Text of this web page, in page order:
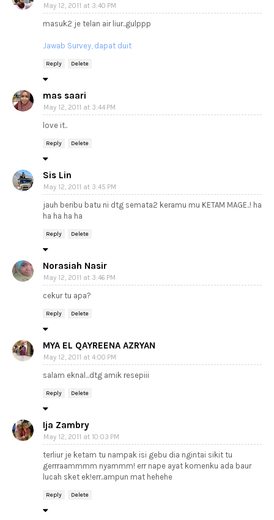
May 12, 2011 at 3:40 PM
masuk2 je telan air liur..gulppp
Jawab Survey, dapat duit
Reply Delete
mas saari
May 12, 2011 at 3:44 PM
love it..
Reply Delete
Sis Lin
May 12, 2011 at 3:45 PM
jauh beribu batu ni dtg semata2 keramu mu KETAM MAGE..! ha
ha ha ha ha
Reply Delete
Norasiah Nasir
May 12, 2011 at 3:46 PM
cekur tu apa?
Reply Delete
MYA EL QAYREENA AZRYAN
May 12, 2011 at 4:00 PM
salam eknal...dtg amik resepiii
Reply Delete
Ija Zambry
May 12, 2011 at 10:03 PM
terliur je ketam tu nampak isi gebu dia ngintai sikit tu
gerrraammmm nyammm! err nape ayat komenku ada baur
lucah sket ek!err..ampun mat hehehe
Reply Delete